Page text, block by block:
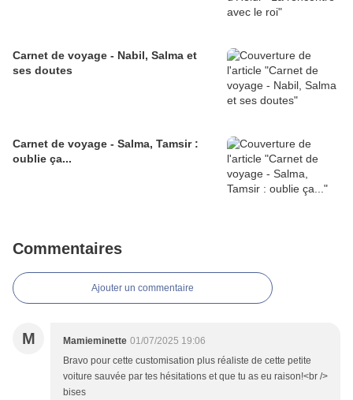
Carnet de voyage - Nabil, Salma et
ses doutes
Carnet de voyage - Salma, Tamsir :
oublie ça...
Commentaires
Ajouter un commentaire
M Mamieminette 01/07/2025 19:06
Bravo pour cette customisation plus réaliste de cette petite
voiture sauvée par tes hésitations et que tu as eu raison!<br />
bises